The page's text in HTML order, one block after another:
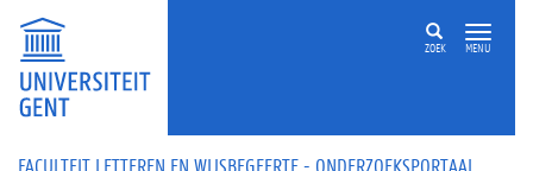
Overslaan en naar de inhoud gaan
ZOEK MENU
FACULTEIT LETTEREN EN WIJSBEGEERTE - ONDERZOEKSPORTAAL